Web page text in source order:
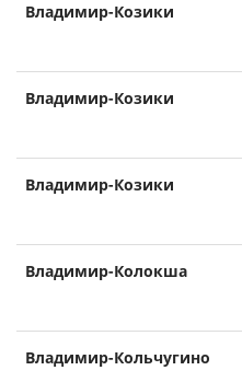
Владимир-Козики
Владимир-Козики
Владимир-Козики
Владимир-Колокша
Владимир-Кольчугино